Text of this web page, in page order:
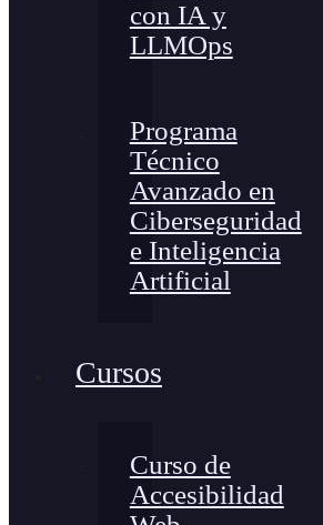
con IA y
LLMOps
Programa
Técnico
Avanzado en
Ciberseguridad
e Inteligencia
Artificial
Cursos
Curso de
Accesibilidad